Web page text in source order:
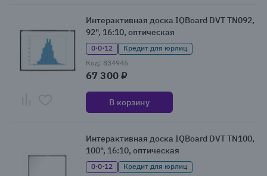
Интерактивная доска IQBoard DVT TN092,
92", 16:10, оптическая
0·0·12
Кредит для юрлиц
Код: 834945
67 300 ₽
В корзину
Интерактивная доска IQBoard DVT TN100,
100", 16:10, оптическая
0·0·12
Кредит для юрлиц